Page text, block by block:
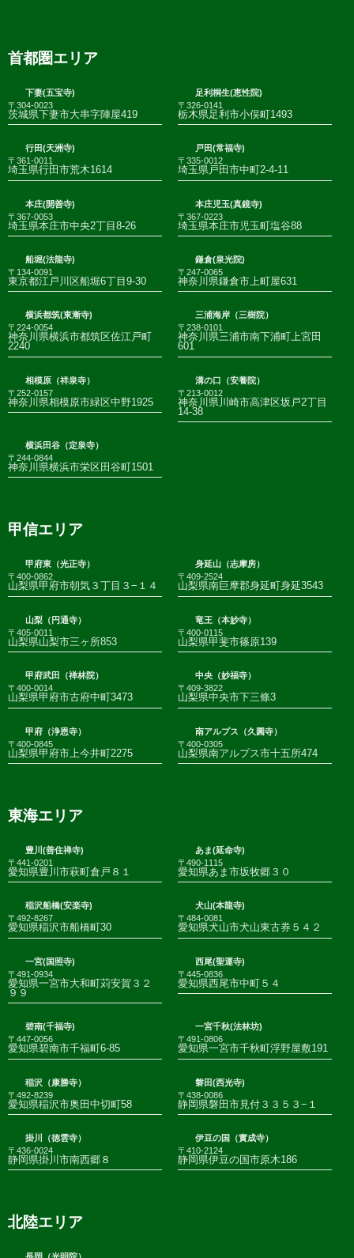
首都圏エリア
下妻(五宝寺)
〒304-0023
茨城県下妻市大串字陣屋419
足利桐生(恵性院)
〒326-0141
栃木県足利市小俣町1493
行田(天洲寺)
〒361-0011
埼玉県行田市荒木1614
戸田(常福寺)
〒335-0012
埼玉県戸田市中町2-4-11
本庄(開善寺)
〒367-0053
埼玉県本庄市中央2丁目8-26
本庄児玉(真鏡寺)
〒367-0223
埼玉県本庄市児玉町塩谷88
船堀(法龍寺)
〒134-0091
東京都江戸川区船堀6丁目9-30
鎌倉(泉光院)
〒247-0065
神奈川県鎌倉市上町屋631
横浜都筑(東漸寺)
〒224-0054
神奈川県横浜市都筑区佐江戸町
2240
三浦海岸（三樹院）
〒238-0101
神奈川県三浦市南下浦町上宮田
601
相模原（祥泉寺）
〒252-0157
神奈川県相模原市緑区中野1925
溝の口（安養院）
〒213-0012
神奈川県川崎市高津区坂戸2丁目
14-38
横浜田谷（定泉寺）
〒244-0844
神奈川県横浜市栄区田谷町1501
甲信エリア
甲府東（光正寺）
〒400-0862
山梨県甲府市朝気３丁目３−１４
身延山（志摩房）
〒409-2524
山梨県南巨摩郡身延町身延3543
山梨（円通寺）
〒405-0011
山梨県山梨市三ヶ所853
竜王（本妙寺）
〒400-0115
山梨県甲斐市篠原139
甲府武田（禅林院）
〒400-0014
山梨県甲府市古府中町3473
中央（妙福寺）
〒409-3822
山梨県中央市下三條3
甲府（浄恩寺）
〒400-0845
山梨県甲府市上今井町2275
南アルプス（久圓寺）
〒400-0305
山梨県南アルプス市十五所474
東海エリア
豊川(善住禅寺)
〒441-0201
愛知県豊川市萩町倉戸８１
あま(延命寺)
〒490-1115
愛知県あま市坂牧郷３０
稲沢船橋(安楽寺)
〒492-8267
愛知県稲沢市船橋町30
犬山(本龍寺)
〒484-0081
愛知県犬山市犬山東古券５４２
一宮(国照寺)
〒491-0934
愛知県一宮市大和町苅安賀３２
９９
西尾(聖運寺)
〒445-0836
愛知県西尾市中町５４
碧南(千福寺)
〒447-0056
愛知県碧南市千福町6-85
一宮千秋(法林坊)
〒491-0806
愛知県一宮市千秋町浮野屋敷191
稲沢（康勝寺）
〒492-8239
愛知県稲沢市奥田中切町58
磐田(西光寺)
〒438-0086
静岡県磐田市見付３３５３−１
掛川（徳雲寺）
〒436-0024
静岡県掛川市南西郷８
伊豆の国（實成寺）
〒410-2124
静岡県伊豆の国市原木186
北陸エリア